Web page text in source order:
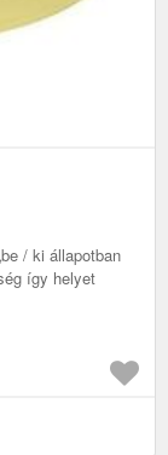
/ ki állapotban
így helyet